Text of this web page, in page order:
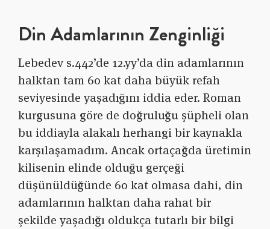
Din Adamlarının Zenginliği
Lebedev s.442’de 12.yy’da din adamlarının
halktan tam 60 kat daha büyük refah
seviyesinde yaşadığını iddia eder. Roman
kurgusuna göre de doğruluğu şüpheli olan
bu iddiayla alakalı herhangi bir kaynakla
karşılaşamadım. Ancak ortaçağda üretimin
kilisenin elinde olduğu gerçeği
düşünüldüğünde 60 kat olmasa dahi, din
adamlarının halktan daha rahat bir
şekilde yaşadığı oldukça tutarlı bir bilgi